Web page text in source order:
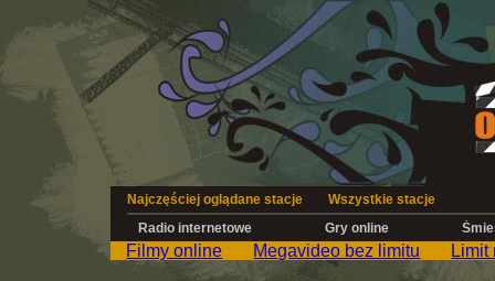
Najczęściej oglądane stacje
Wszystkie stacje
Radio internetowe
Gry online
Filmy online Megavideo bez limitu Limit